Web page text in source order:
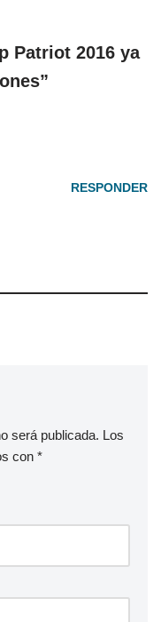
Patriot 2016 ya
RESPONDER
será publicada. Los
con *